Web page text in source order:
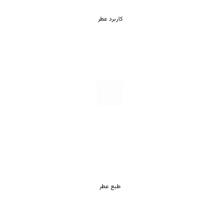
کاربرد عطر
طبع عطر